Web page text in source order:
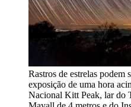
Rastros de estrelas podem
exposição de uma hora
Nacional Kitt Peak, lar do